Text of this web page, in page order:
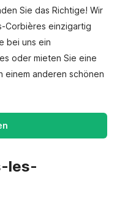
Sie das Richtige! Wir
Corbières einzigartig
bei uns ein
oder mieten Sie eine
einem anderen schönen
les-